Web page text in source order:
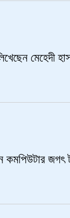
মেহেদী
কমপিউটার জগৎ